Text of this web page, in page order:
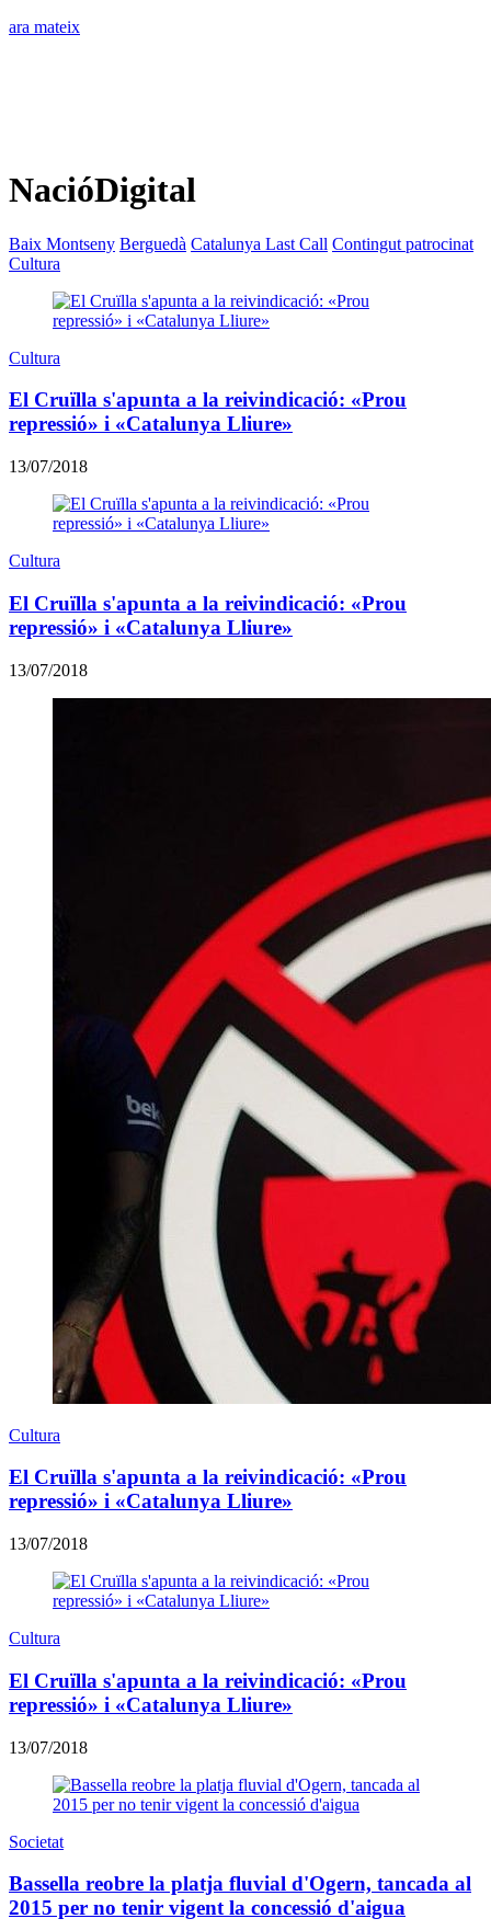
ara mateix
NacióDigital
Baix Montseny Berguedà Catalunya Last Call Contingut patrocinat
Cultura
Cultura
El Cruïlla s'apunta a la reivindicació: «Prou
repressió» i «Catalunya Lliure»
13/07/2018
Cultura
El Cruïlla s'apunta a la reivindicació: «Prou
repressió» i «Catalunya Lliure»
13/07/2018
Cultura
El Cruïlla s'apunta a la reivindicació: «Prou
repressió» i «Catalunya Lliure»
13/07/2018
Cultura
El Cruïlla s'apunta a la reivindicació: «Prou
repressió» i «Catalunya Lliure»
13/07/2018
Societat
Bassella reobre la platja fluvial d'Ogern, tancada al
2015 per no tenir vigent la concessió d'aigua